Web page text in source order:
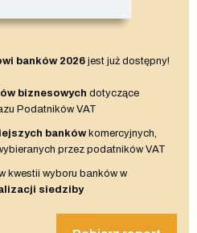
banków 2026 jest już dostępny!
biznesowych dotyczące
Podatników VAT
bankówkomercyjnych,
przez podatników VAT
kwestii wyboru banków w
siedziby